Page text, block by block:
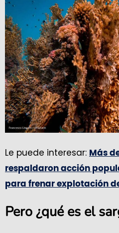
Le puede interesar: Más
respaldaron acción
para frenar explotación
Pero ¿qué es el